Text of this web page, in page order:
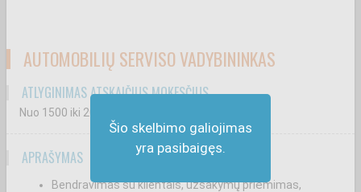
Šio skelbimo galiojimas
yra pasibaigęs.
AUTOMOBILIŲ SERVISO VADYBININKAS
ATLYGINIMAS ATSKAIČIUS MOKESČIUS
Nuo 1500 iki 2000
APRAŠYMAS
Bendravimas su klientais, užsakymų priėmimas,